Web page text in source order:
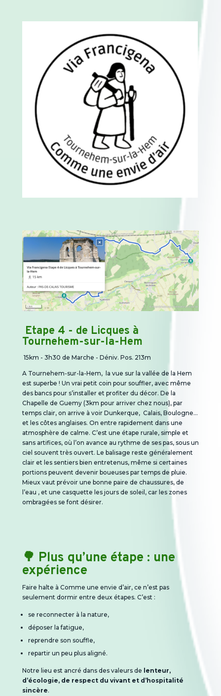
Etape 4 - de Licques à
Tournehem-sur-la-Hem
15km - 3h30 de Marche - Déniv. Pos. 213m
A Tournehem-sur-la-Hem,
la vue sur la vallée de la Hem
est superbe ! Un vrai petit coin pour souffler, avec même
des bancs pour s’installer et profiter du décor. De la
Chapelle de Guemy (3km pour arriver chez nous), par
temps clair, on arrive à voir Dunkerque, Calais, Boulogne...
et les côtes anglaises. On entre rapidement dans une
atmosphère de calme. C’est une étape rurale, simple et
sans artifices, où l’on avance au rythme de ses pas, sous un
ciel souvent très ouvert. Le balisage reste généralement
clair et les sentiers bien entretenus, même si certaines
portions peuvent devenir boueuses par temps de pluie.
Mieux vaut prévoir une bonne paire de chaussures, de
l’eau , et une casquette les jours de soleil, car les zones
ombragées se font désirer.
🌳 Plus qu’une étape : une
expérience
Faire halte à Comme une envie d’air, ce n’est pas
seulement dormir entre deux étapes. C’est :
se reconnecter à la nature,
déposer la fatigue,
reprendre son souffle,
repartir un peu plus aligné.
Notre lieu est ancré dans des valeurs de lenteur,
d’écologie, de respect du vivant et d’hospitalité
sincère.